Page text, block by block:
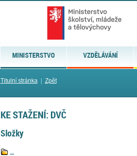
MINISTERSTVO VZDĚLÁVÁNÍ
Titulní stránka| Zpět
KE STAŽENÍ: DVČ
Složky
..